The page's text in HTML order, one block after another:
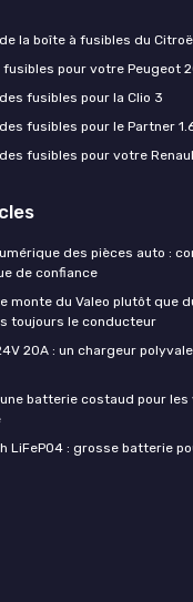
la boîte à fusibles du
pour votre Peugeot
fusibles pour la Clio 3
fusibles pour le Partner
fusibles pour votre
des pièces auto :
de confiance
monte du Valeo plutôt que
toujours le conducteur
20A : un chargeur
: une batterie costaud pour
LiFePO4 : grosse batterie